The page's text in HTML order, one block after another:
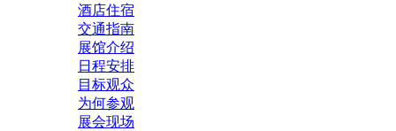
酒店住宿
交通指南
展馆介绍
日程安排
目标观众
为何参观
展会现场